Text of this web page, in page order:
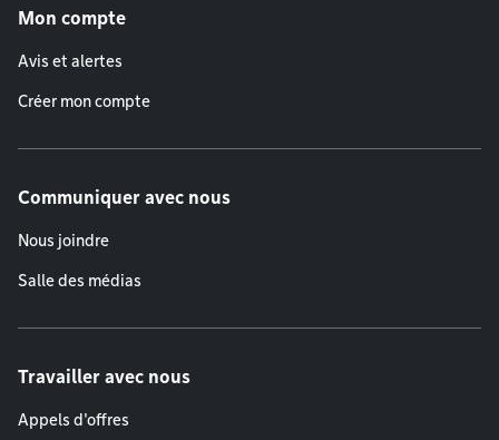
Mon compte
Avis et alertes
Créer mon compte
Communiquer avec nous
Nous joindre
Salle des médias
Travailler avec nous
Appels d'offres